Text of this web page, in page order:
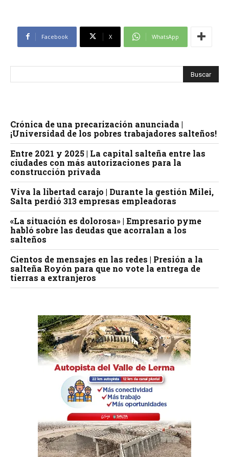
Facebook X WhatsApp
Crónica de una precarización anunciada |
¡Universidad de los pobres trabajadores salteños!
Entre 2021 y 2025 | La capital salteña entre las
ciudades con más autorizaciones para la
construcción privada
Viva la libertad carajo | Durante la gestión Milei,
Salta perdió 313 empresas empleadoras
«La situación es dolorosa» | Empresario pyme
habló sobre las deudas que acorralan a los
salteños
Cientos de mensajes en las redes | Presión a la
salteña Royón para que no vote la entrega de
tierras a extranjeros